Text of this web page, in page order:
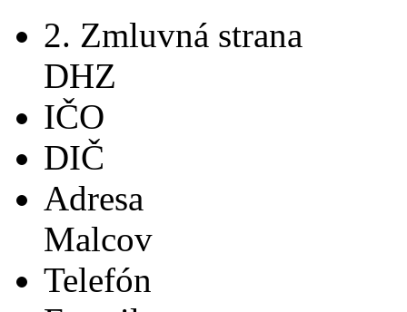
2. Zmluvná strana
DHZ
IČO
DIČ
Adresa
Malcov
Telefón